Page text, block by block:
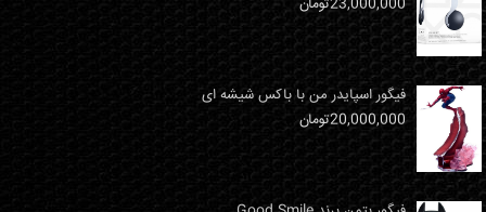
فیگور اسپایدر من با باکس شیشه ای
20,000,000تومان